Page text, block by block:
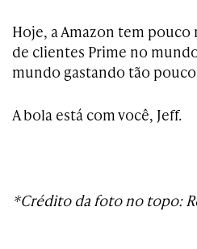
Hoje, a Amazon tem pouco
de clientes Prime no
mundo gastando tão
A bola está com você, Jeff.
*Crédito da foto no topo: